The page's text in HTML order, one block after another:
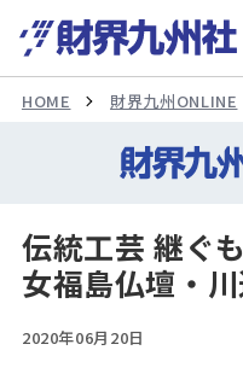
HOME 財界九州ONLINE
伝統工芸 継ぐ
女福島仏壇・川
2020年06月20日